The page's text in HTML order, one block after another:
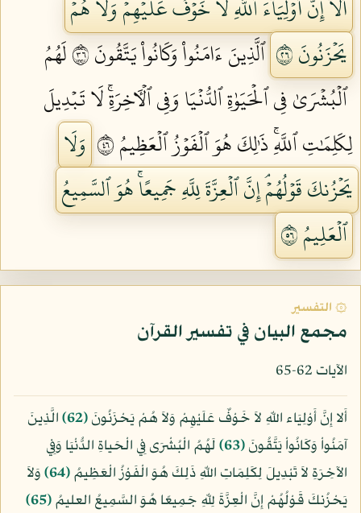
أَلَآ إِنَّ أَوۡلِيَآءَ ٱللَّهِ لَا خَوۡفٌ عَلَيۡهِمۡ وَلَا هُمۡ
يَحۡزَنُونَ ٦٢
ٱلَّذِينَ ءَامَنُواْ وَكَانُواْ يَتَّقُونَ ٦٣
لَهُمُ
ٱلۡبُشۡرَىٰ فِي ٱلۡحَيَوٰةِ ٱلدُّنۡيَا وَفِي ٱلۡأٓخِرَةِۚ لَا تَبۡدِيلَ
لِكَلِمَٰتِ ٱللَّهِۚ ذَٰلِكَ هُوَ ٱلۡفَوۡزُ ٱلۡعَظِيمُ ٦٤
وَلَا
يَحۡزُنكَ قَوۡلُهُمۡۘ إِنَّ ٱلۡعِزَّةَ لِلَّهِ جَمِيعًاۚ هُوَ ٱلسَّمِيعُ
ٱلۡعَلِيمُ ٦٥
۞ التفسير
مجمع البيان في تفسير القرآن
الآيات 62-65
أَلا إِنَّ أَوْلِيَاء اللّهِ لاَ خَوْفٌ عَلَيْهِمْ وَلاَ هُمْ يَحْزَنُونَ﴿62﴾
الَّذِينَ
آمَنُواْ وَكَانُواْ يَتَّقُونَ﴿63﴾
لَهُمُ الْبُشْرَى فِي الْحَياةِ الدُّنْيَا وَفِي
الآخِرَةِ لاَ تَبْدِيلَ لِكَلِمَاتِ اللّهِ ذَلِكَ هُوَ الْفَوْزُ الْعَظِيمُ﴿64﴾
وَلاَ
يَحْزُنكَ قَوْلُهُمْ إِنَّ الْعِزَّةَ لِلّهِ جَمِيعًا هُوَ السَّمِيعُ العليمُ﴿65﴾